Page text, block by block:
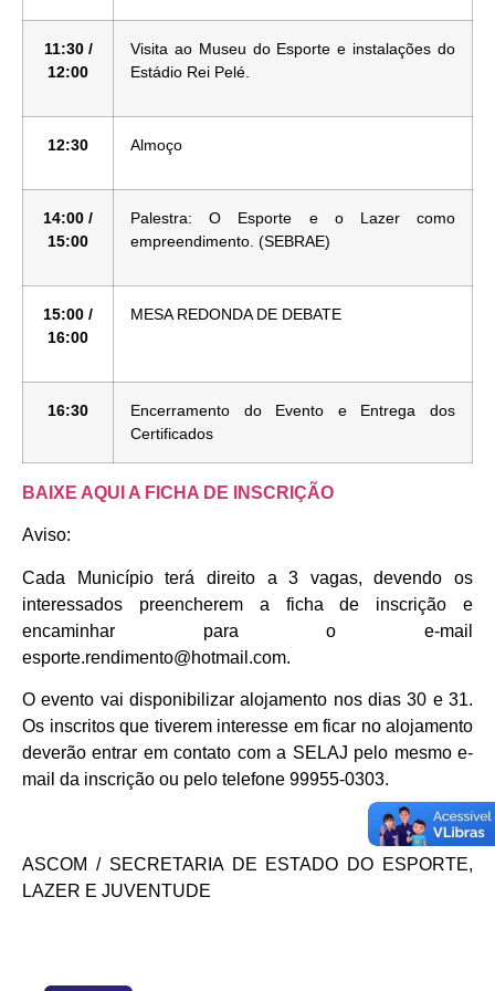
11:30 /
12:00
Visita ao Museu do Esporte e instalações do
Estádio Rei Pelé.
12:30 Almoço
14:00 /
15:00
Palestra: O Esporte e o Lazer como
empreendimento. (SEBRAE)
15:00 /
16:00
MESA REDONDA DE DEBATE
16:30
Encerramento do Evento e Entrega dos
Certificados
BAIXE AQUI A FICHA DE INSCRIÇÃO
Aviso:
Cada Município terá direito a 3 vagas, devendo os
interessados preencherem a ficha de inscrição e
encaminhar para o e-mail
esporte.rendimento@hotmail.com.
O evento vai disponibilizar alojamento nos dias 30 e 31.
Os inscritos que tiverem interesse em ficar no alojamento
deverão entrar em contato com a SELAJ pelo mesmo e-
mail da inscrição ou pelo telefone 99955-0303.
ASCOM / SECRETARIA DE ESTADO DO ESPORTE,
LAZER E JUVENTUDE